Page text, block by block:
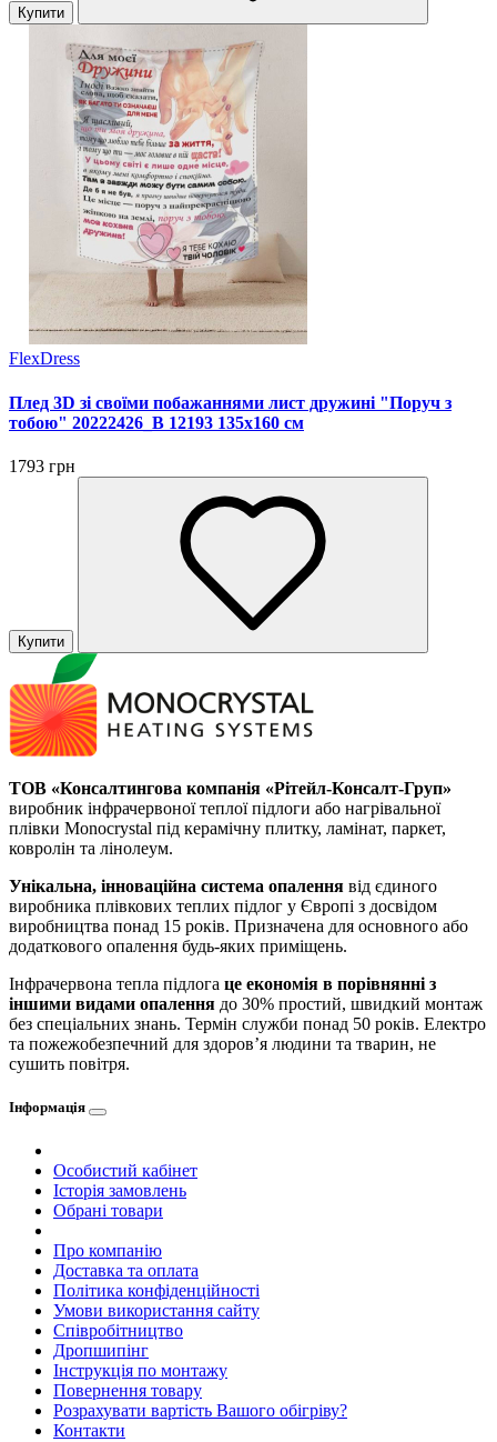
Купити
FlexDress
Плед 3D зі своїми побажаннями лист дружині "Поруч з
тобою" 20222426_B 12193 135х160 см
1793 грн
Купити
ТОВ «Консалтингова компанія «Рітейл-Консалт-Груп»
виробник інфрачервоної теплої підлоги або нагрівальної
плівки Monocrystal під керамічну плитку, ламінат, паркет,
ковролін та лінолеум.
Унікальна, інноваційна система опалення від єдиного
виробника плівкових теплих підлог у Європі з досвідом
виробництва понад 15 років. Призначена для основного або
додаткового опалення будь-яких приміщень.
Інфрачервона тепла підлога це економія в порівнянні з
іншими видами опалення до 30% простий, швидкий монтаж
без спеціальних знань. Термін служби понад 50 років. Електро
та пожежобезпечний для здоров’я людини та тварин, не
сушить повітря.
Інформація
Особистий кабінет
Історія замовлень
Обрані товари
Про компанію
Доставка та оплата
Політика конфіденційності
Умови використання сайту
Співробітництво
Дропшипінг
Інструкція по монтажу
Повернення товару
Розрахувати вартість Вашого обігріву?
Контакти